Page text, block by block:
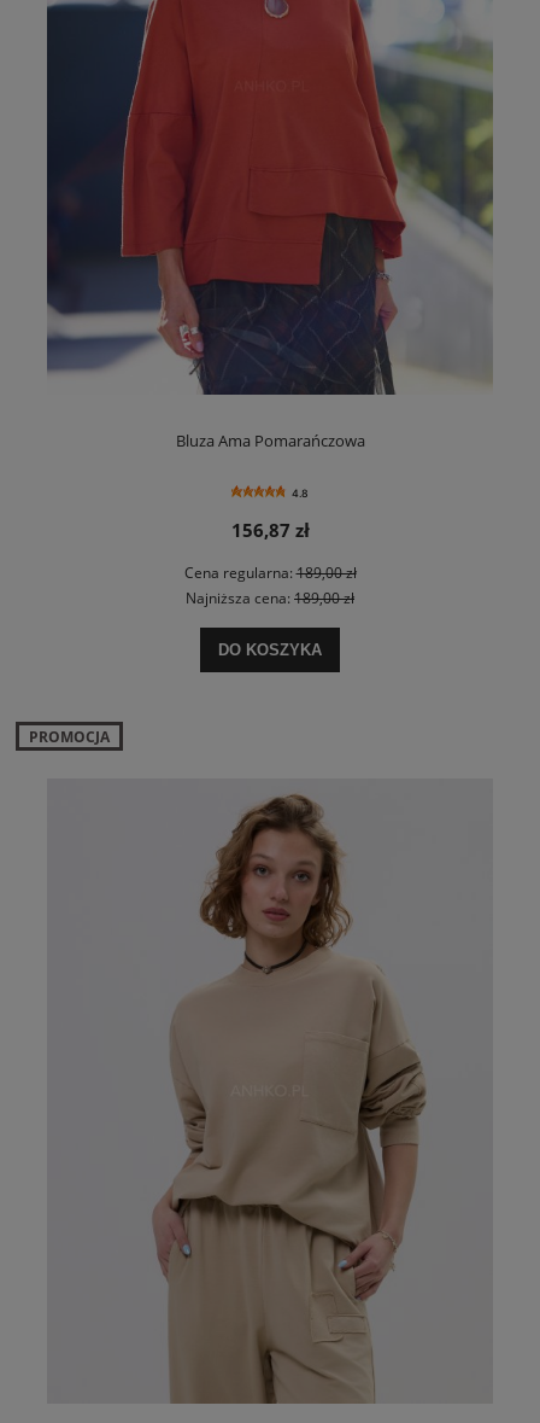
Bluza Ama Pomarańczowa
4.8
156,87 zł
Cena regularna:189,00 zł
Najniższa cena: 189,00 zł
DO KOSZYKA
PROMOCJA